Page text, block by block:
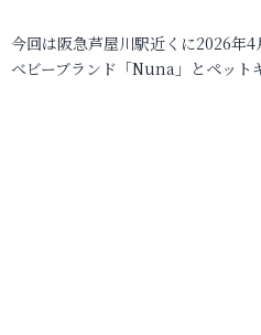
今回は阪急芦屋川駅近くに2026年
ベビーブランド「Nuna」とペット